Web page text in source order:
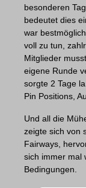
besonderen
bedeutet dies
war
voll zu tun,
Mitglieder
eigene Runde
sorgte 2 Tage
Pin Positions,
Und all die
zeigte sich von
Fairways,
sich immer mal
Bedingungen.